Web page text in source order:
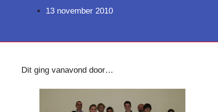
13 november 2010
Dit ging vanavond door…